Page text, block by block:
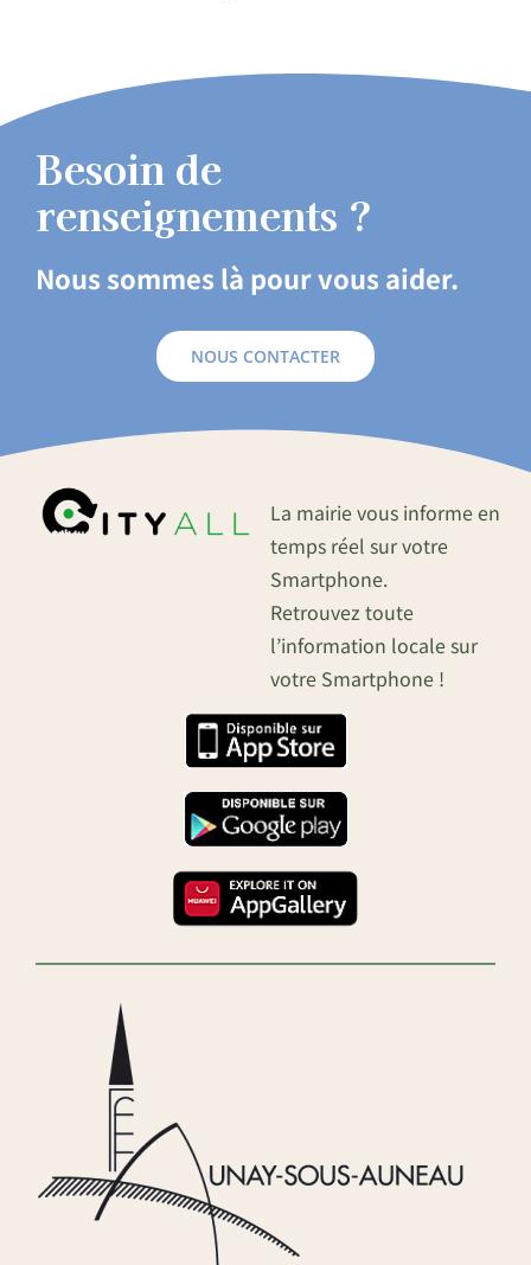
Besoin de
renseignements ?
Nous sommes là pour vous aider.
NOUS CONTACTER
La mairie vous informe en
temps réel sur votre
Smartphone.
Retrouvez toute
l’information locale sur
votre Smartphone !